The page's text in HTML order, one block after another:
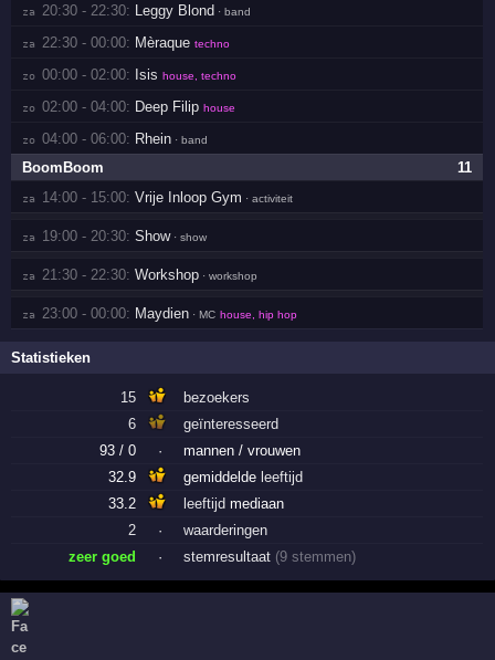
za 20:30 - 22:30: Leggy Blond · band
za 22:30 - 00:00: Mèraque techno
zo 00:00 - 02:00: Isis house, techno
zo 02:00 - 04:00: Deep Filip house
zo 04:00 - 06:00: Rhein · band
11
BoomBoom
za 14:00 - 15:00: Vrije Inloop Gym · activiteit
za 19:00 - 20:30: Show· show
za 21:30 - 22:30: Workshop · workshop
za 23:00 - 00:00: Maydien · MC house, hip hop
Statistieken
15
bezoekers
6
geïnteresseerd
93 / 0
·
mannen / vrouwen
32.9
gemiddelde leeftijd
33.2
leeftijd mediaan
2
·
waarderingen
zeer goed
· stemresultaat (9 stemmen)